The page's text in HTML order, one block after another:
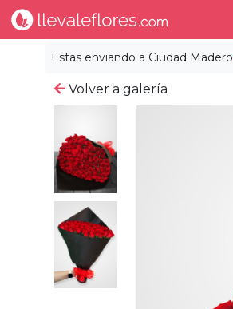
Estas enviando a Ciudad Madero
Volver a galería